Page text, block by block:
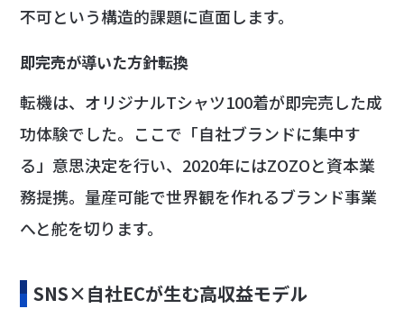
不可という構造的課題に直面します。
即完売が導いた方針転換
転機は、オリジナルTシャツ100着が即完売した成
功体験でした。ここで「自社ブランドに集中す
る」意思決定を行い、2020年にはZOZOと資本業
務提携。量産可能で世界観を作れるブランド事業
へと舵を切ります。
SNS×自社ECが生む高収益モデル